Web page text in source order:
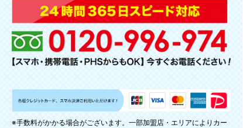
※手数料がかかる場合がございます。一部加盟店・エリアによりカー